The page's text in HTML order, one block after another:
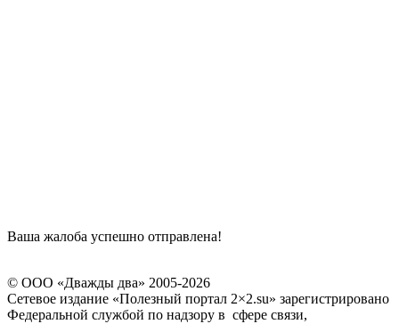
Ваша жалоба успешно отправлена!
© ООО «Дважды два» 2005-2026
Сетевое издание «Полезный портал 2×2.su» зарегистрировано
Федеральной службой по надзору в сфере связи,